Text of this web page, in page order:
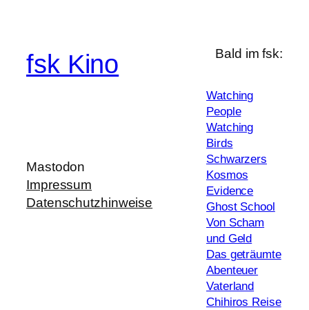
fsk Kino
Mastodon
Impressum
Datenschutzhinweise
Bald im fsk:
Watching
People
Watching
Birds
Schwarzers
Kosmos
Evidence
Ghost School
Von Scham
und Geld
Das geträumte
Abenteuer
Vaterland
Chihiros Reise